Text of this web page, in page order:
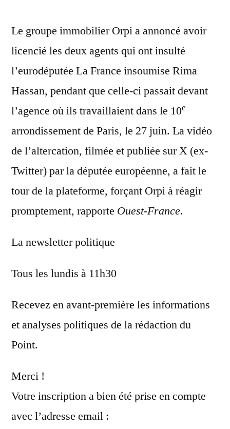
Le groupe immobilier Orpi a annoncé avoir
licencié les deux agents qui ont insulté
l’eurodéputée La France insoumise Rima
Hassan, pendant que celle-ci passait devant
l’agence où ils travaillaient dans le 10e
arrondissement de Paris, le 27 juin. La vidéo
de l’altercation, filmée et publiée sur X (ex-
Twitter) par la députée européenne, a fait le
tour de la plateforme, forçant Orpi à réagir
promptement, rapporte Ouest-France.
La newsletter politique
Tous les lundis à 11h30
Recevez en avant-première les informations
et analyses politiques de la rédaction du
Point.
Merci !
Votre inscription a bien été prise en compte
avec l’adresse email :